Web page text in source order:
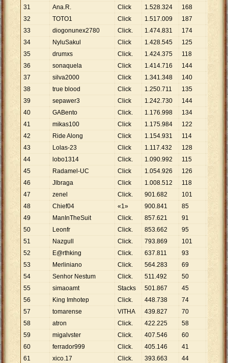
31
Ana.R. Click 1.528.324 168
097
32
TOTO1 Click 1.517.009 187
33
diogonunex2780 Click. 1.474.831 174
476
34
NyluSakul Click 1.428.545 125 11
428
35
drumxs Click. 1.424.375 118 . 071
36
sonaquela Click 1.414.716 144 9.
37
silva2000 Click 1.341.348 140
38
true blood Click 1.250.711 135
39
sepawer3 Click 1.242.730 144 8
40
GABento Click. 1.176.998 134 8
41
mikas100 Click 1.175.984 122 .
42
Ride Along Click 1.154.931 114
131
43
Lolas-23 Click 1.117.432 128 8 730
44
lobo1314 Click. 1.090.992 115
487
45
Radamel-UC Click 1.054.926 126 8
46
Jlbraga Click 1.008.512 118
547
47
zenel Click. 901.682 101 8
48
Chief04 «1» 900.841 85 . 598
49
ManInTheSuit Click. 857.621 91 9.
50
Leonfr Click. 853.662 95 .
51
Nazgull Click. 793.869 101
52
E@rthking Click. 637.811 93 6 858
53
Merliniano Click. 564.283 69 8 178
54
Senhor Nestum Click. 511.492 50 10
230
55
simaoamt Stacks 501.867 45
153
56
King Imhotep Click. 448.738 74 6 064
57
tomarense VITHA 439.827 70
283
58
atron Click. 422.225 58 7
59
migalvster Click. 407.546 60
792
60
ferrador999 Click. 405.146 41 9
61
xico.17 Click. 393.663 44
947